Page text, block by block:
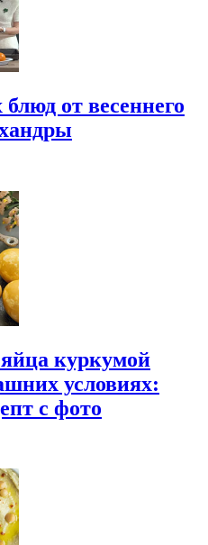
от весеннего
куркумой
условиях:
с фото